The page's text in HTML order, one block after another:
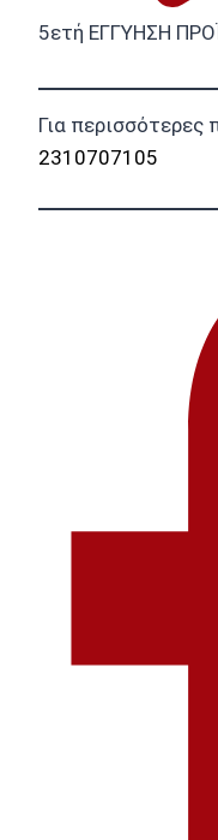
5ετή ΕΓΓΥΗΣΗ
Για περισσότερες
2310707105